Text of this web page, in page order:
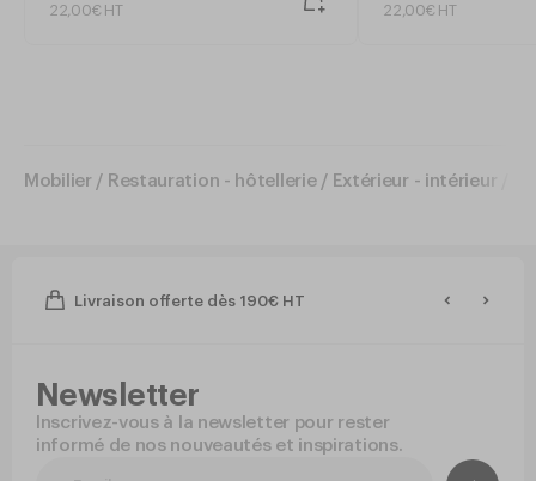
22 00€ HT
22 00€ HT
Mobilier / Restauration - hôtellerie / Extérieur - intérieur
Livraison offerte dès 190€ HT
Newsletter
Inscrivez-vous à la newsletter pour rester
informé de nos nouveautés et inspirations.